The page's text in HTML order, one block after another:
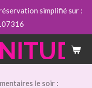
simplifié sur :
le soir :